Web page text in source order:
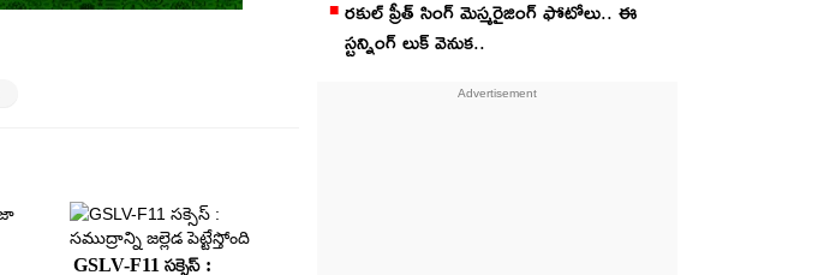
GSLV-F11 సక్సెస్ :
ర‌కుల్ ప్రీత్ సింగ్ మెస్మ‌రైజింగ్ ఫోటోలు.. ఈ
స్ట‌న్నింగ్ లుక్ వెనుక‌..